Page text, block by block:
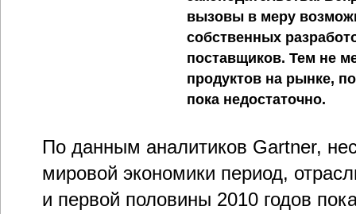
вызовы в меру
собственных
поставщиков. Тем не
продуктов на рынке,
пока недостаточно.
По данным аналитиков Gartner,
мировой экономики период,
и первой половины 2010 годов